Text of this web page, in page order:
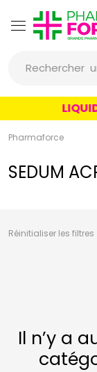
Rechercher
Pharmaforce
SEDUM
Réinitialiser les filtres
Il n’y a